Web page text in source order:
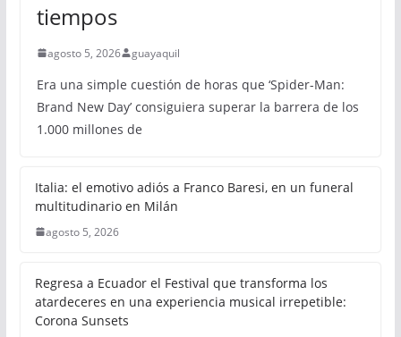
tiempos
agosto 5, 2026 guayaquil
Era una simple cuestión de horas que ‘Spider-Man:
Brand New Day’ consiguiera superar la barrera de los
1.000 millones de
Italia: el emotivo adiós a Franco Baresi, en un funeral
multitudinario en Milán
agosto 5, 2026
Regresa a Ecuador el Festival que transforma los
atardeceres en una experiencia musical irrepetible:
Corona Sunsets